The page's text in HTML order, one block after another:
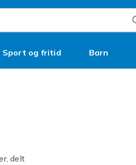
Sport og fritid Barn
delt